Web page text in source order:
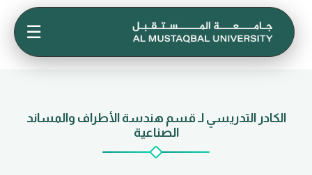
☰
الكادر التدريسي لـ قسم هندسة الأطراف والمساند
الصناعية